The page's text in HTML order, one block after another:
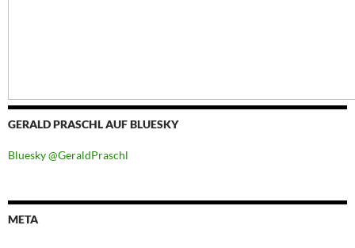
GERALD PRASCHL AUF BLUESKY
Bluesky @GeraldPraschl
META